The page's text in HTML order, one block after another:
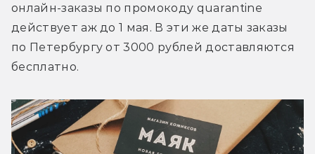
онлайн-заказы по промокоду quarantine
действует аж до 1 мая. В эти же даты заказы
по Петербургу от 3000 рублей доставляются
бесплатно.